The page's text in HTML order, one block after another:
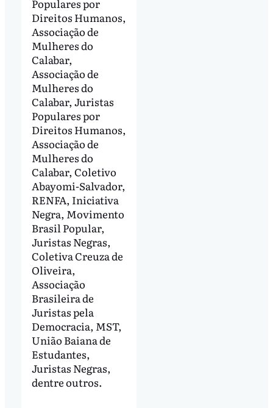
Populares por
Direitos Humanos,
Associação de
Mulheres do
Calabar,
Associação de
Mulheres do
Calabar, Juristas
Populares por
Direitos Humanos,
Associação de
Mulheres do
Calabar, Coletivo
Abayomi-Salvador,
RENFA, Iniciativa
Negra, Movimento
Brasil Popular,
Juristas Negras,
Coletiva Creuza de
Oliveira,
Associação
Brasileira de
Juristas pela
Democracia, MST,
União Baiana de
Estudantes,
Juristas Negras,
dentre outros.